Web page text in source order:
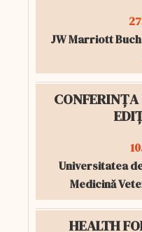
JW Marriott
Universitatea
Medicină
HEALTH